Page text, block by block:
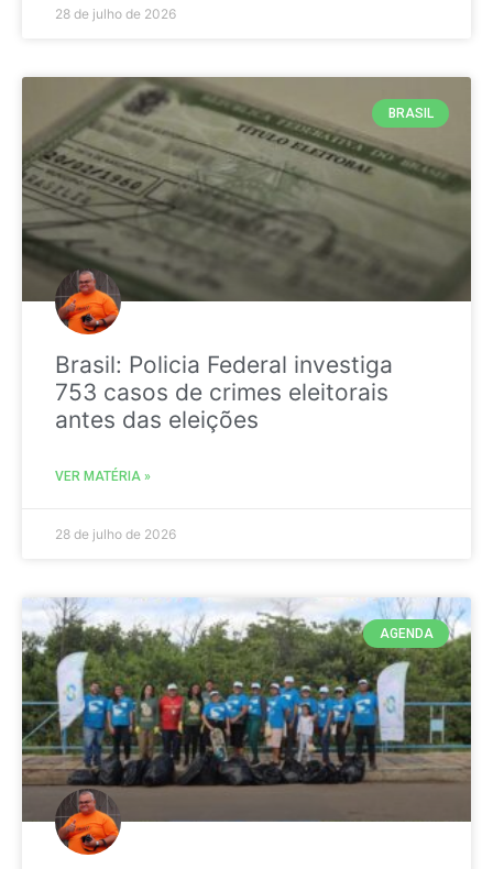
28 de julho de 2026
BRASIL
Brasil: Policia Federal investiga
753 casos de crimes eleitorais
antes das eleições
VER MATÉRIA »
28 de julho de 2026
AGENDA